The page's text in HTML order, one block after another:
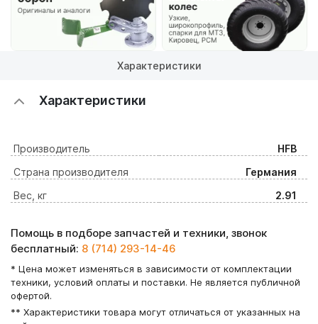
Характеристики
Характеристики
Производитель
HFB
Страна производителя
Германия
Вес, кг
2.91
Помощь в подборе запчастей и техники, звонок
бесплатный: 8 (714) 293-14-46
* Цена может изменяться в зависимости от комплектации
техники, условий оплаты и поставки. Не является публичной
офертой.
** Характеристики товара могут отличаться от указанных на